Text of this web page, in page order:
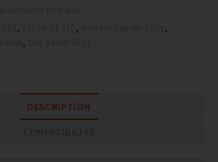
, ,
,
,
DESCRIPTION